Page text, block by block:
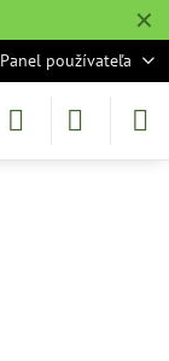
✕
Panel používateľa